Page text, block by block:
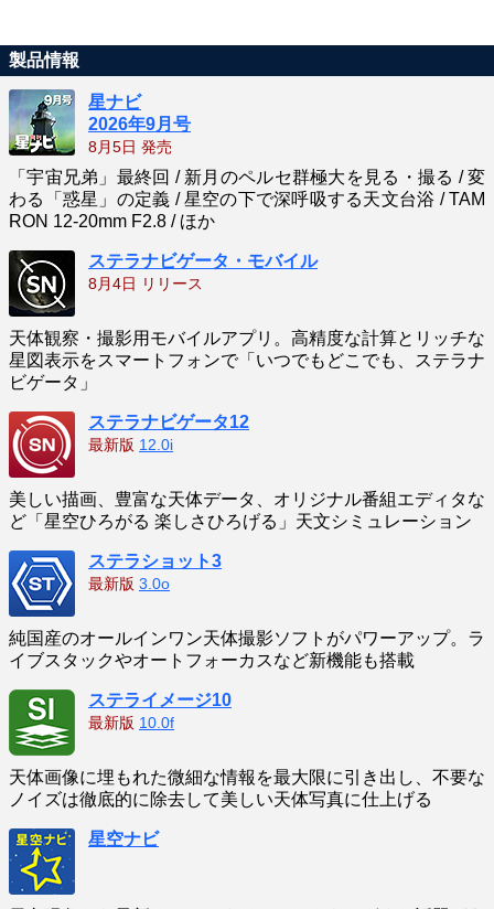
製品情報
星ナビ
2026年9月号
8月5日 発売
「宇宙兄弟」最終回 / 新月のペルセ群極大を見る・撮る / 変
わる「惑星」の定義 / 星空の下で深呼吸する天文台浴 / TAM
RON 12-20mm F2.8 / ほか
ステラナビゲータ・モバイル
8月4日 リリース
天体観察・撮影用モバイルアプリ。高精度な計算とリッチな
星図表示をスマートフォンで「いつでもどこでも、ステラナ
ビゲータ」
ステラナビゲータ12
最新版 12.0i
美しい描画、豊富な天体データ、オリジナル番組エディタな
ど「星空ひろがる 楽しさひろげる」天文シミュレーション
ステラショット3
最新版 3.0o
純国産のオールインワン天体撮影ソフトがパワーアップ。ラ
イブスタックやオートフォーカスなど新機能も搭載
ステライメージ10
最新版 10.0f
天体画像に埋もれた微細な情報を最大限に引き出し、不要な
ノイズは徹底的に除去して美しい天体写真に仕上げる
星空ナビ